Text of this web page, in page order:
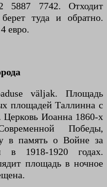
5887 7742. Отходит
туда и обратно.
евро.
väljak. Площадь
площадей Таллинна с
Церковь Иоанна 1860-х
Победы,
в память о Войне за
в 1918-1920 годах.
площадь в ночное